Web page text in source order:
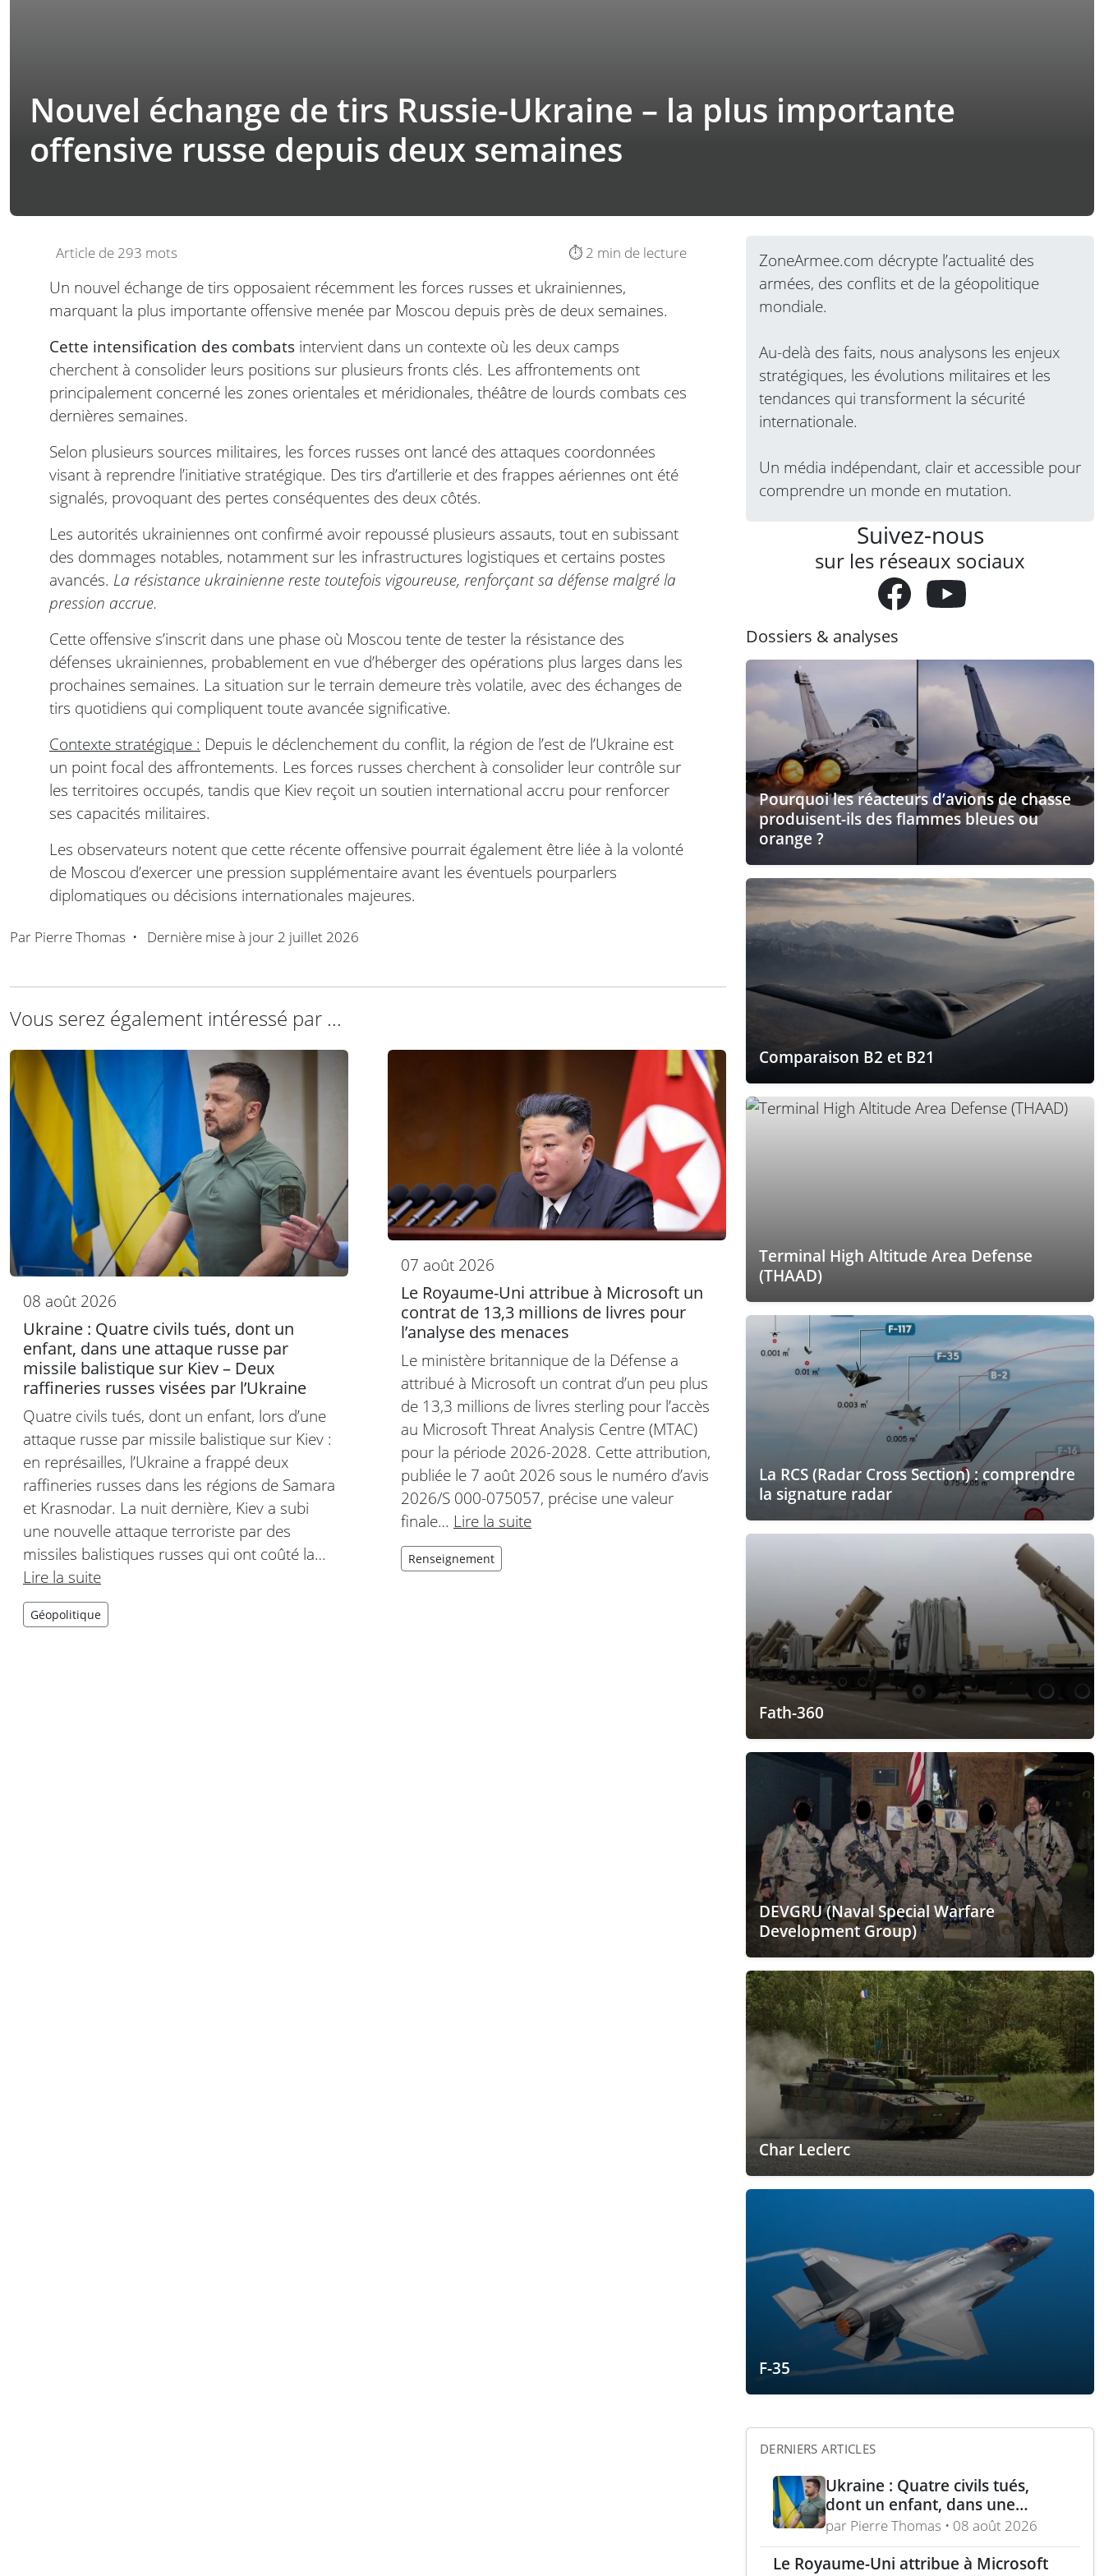
Nouvel échange de tirs Russie-Ukraine – la plus importante
offensive russe depuis deux semaines
Article de 293 mots ⏱️ 2 min de lecture
Un nouvel échange de tirs opposaient récemment les forces russes et ukrainiennes,
marquant la plus importante offensive menée par Moscou depuis près de deux semaines.
Cette intensification des combats intervient dans un contexte où les deux camps
cherchent à consolider leurs positions sur plusieurs fronts clés. Les affrontements ont
principalement concerné les zones orientales et méridionales, théâtre de lourds combats ces
dernières semaines.
Selon plusieurs sources militaires, les forces russes ont lancé des attaques coordonnées
visant à reprendre l’initiative stratégique. Des tirs d’artillerie et des frappes aériennes ont été
signalés, provoquant des pertes conséquentes des deux côtés.
Les autorités ukrainiennes ont confirmé avoir repoussé plusieurs assauts, tout en subissant
des dommages notables, notamment sur les infrastructures logistiques et certains postes
avancés. La résistance ukrainienne reste toutefois vigoureuse, renforçant sa défense malgré la
pression accrue.
Cette offensive s’inscrit dans une phase où Moscou tente de tester la résistance des
défenses ukrainiennes, probablement en vue d’héberger des opérations plus larges dans les
prochaines semaines. La situation sur le terrain demeure très volatile, avec des échanges de
tirs quotidiens qui compliquent toute avancée significative.
Contexte stratégique : Depuis le déclenchement du conflit, la région de l’est de l’Ukraine est
un point focal des affrontements. Les forces russes cherchent à consolider leur contrôle sur
les territoires occupés, tandis que Kiev reçoit un soutien international accru pour renforcer
ses capacités militaires.
Les observateurs notent que cette récente offensive pourrait également être liée à la volonté
de Moscou d’exercer une pression supplémentaire avant les éventuels pourparlers
diplomatiques ou décisions internationales majeures.
Par Pierre Thomas • Dernière mise à jour 2 juillet 2026
Vous serez également intéressé par ...
08 août 2026
Ukraine : Quatre civils tués, dont un
enfant, dans une attaque russe par
missile balistique sur Kiev – Deux
raffineries russes visées par l’Ukraine
Quatre civils tués, dont un enfant, lors d’une
attaque russe par missile balistique sur Kiev :
en représailles, l’Ukraine a frappé deux
raffineries russes dans les régions de Samara
et Krasnodar. La nuit dernière, Kiev a subi
une nouvelle attaque terroriste par des
missiles balistiques russes qui ont coûté la…
Lire la suite
Géopolitique
07 août 2026
Le Royaume-Uni attribue à Microsoft un
contrat de 13,3 millions de livres pour
l’analyse des menaces
Le ministère britannique de la Défense a
attribué à Microsoft un contrat d’un peu plus
de 13,3 millions de livres sterling pour l’accès
au Microsoft Threat Analysis Centre (MTAC)
pour la période 2026-2028. Cette attribution,
publiée le 7 août 2026 sous le numéro d’avis
2026/S 000-075057, précise une valeur
finale… Lire la suite
Renseignement
ZoneArmee.com décrypte l’actualité des
armées, des conflits et de la géopolitique
mondiale.
Au-delà des faits, nous analysons les enjeux
stratégiques, les évolutions militaires et les
tendances qui transforment la sécurité
internationale.
Un média indépendant, clair et accessible pour
comprendre un monde en mutation.
Suivez-nous
sur les réseaux sociaux
Dossiers & analyses
Pourquoi les réacteurs d’avions de chasse
produisent-ils des flammes bleues ou
orange ?
Comparaison B2 et B21
Terminal High Altitude Area Defense
(THAAD)
La RCS (Radar Cross Section) : comprendre
la signature radar
Fath-360
DEVGRU (Naval Special Warfare
Development Group)
Char Leclerc
F-35
DERNIERS ARTICLES
Ukraine : Quatre civils tués,
dont un enfant, dans une
attaque russe par missile
balistique sur Kiev – Deux
raffineries russes visées par
par Pierre Thomas • 08 août 2026
Le Royaume-Uni attribue à Microsoft